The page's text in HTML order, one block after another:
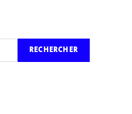
RECHERCHER